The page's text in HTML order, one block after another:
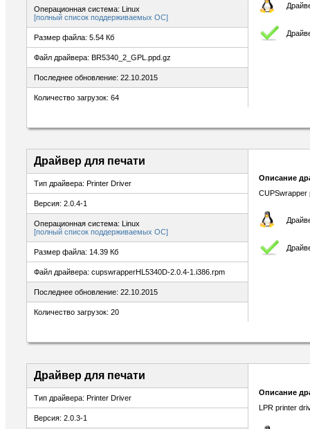
Операционная система: Linux
[полный список поддерживаемых ОС]
Размер файла: 5.54 Кб
Файл драйвера: BR5340_2_GPL.ppd.gz
Последнее обновление: 22.10.2015
Количество загрузок: 64
Драйвер для печати
Тип драйвера: Printer Driver
Версия: 2.0.4-1
Операционная система: Linux
[полный список поддерживаемых ОС]
Размер файла: 14.39 Кб
Файл драйвера: cupswrapperHL5340D-2.0.4-1.i386.rpm
Последнее обновление: 22.10.2015
Количество загрузок: 20
Описание
CUPSwrapper
Драйвер для печати
Тип драйвера: Printer Driver
Версия: 2.0.3-1
Описание
LPR printer